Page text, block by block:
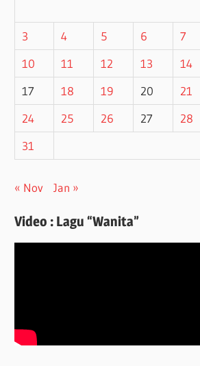
3
4 5 6 7
10
11 12 13 14
17
18 19 20 21
24
25 26 27 28
31
« Nov Jan »
Video : Lagu “Wanita”